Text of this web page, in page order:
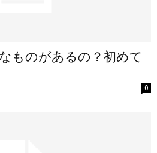
ものがあるの？初めて
0